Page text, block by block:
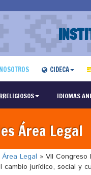
NOSOTROS CIDECA
IDIOMAS
Área Legal
Legal » VII Congreso
jurídico, social y